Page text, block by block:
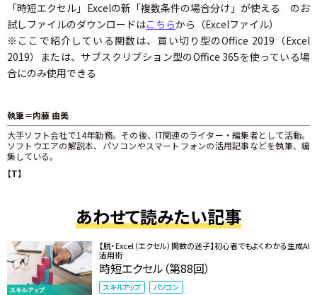
「時短エクセル」Excelの新「複数条件の場合分け」が使える のお
試しファイルのダウンロードはこちらから（Excelファイル）
※ここで紹介している関数は、買い切り型のOffice 2019（Excel
2019）または、サブスクリプション型のOffice 365を使っている場
合にのみ使用できる
執筆＝内藤 由美
大手ソフト会社で14年勤務。その後、IT関連のライター・編集者として活動。
ソフトウエアの解説本、パソコンやスマートフォンの活用記事などを執筆、編
集している。
【T】
あわせて読みたい記事
【脱・Excel（エクセル）関数の迷子】初心者でもよくわかる生成AI
活用術
時短エクセル（第88回）
スキルアップ パソコン